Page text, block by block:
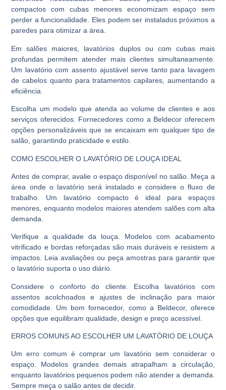
compactos com cubas menores economizam espaço sem
perder a funcionalidade. Eles podem ser instalados próximos a
paredes para otimizar a área.
Em salões maiores, lavatórios duplos ou com cubas mais
profundas permitem atender mais clientes simultaneamente.
Um lavatório com assento ajustável serve tanto para lavagem
de cabelos quanto para tratamentos capilares, aumentando a
eficiência.
Escolha um modelo que atenda ao volume de clientes e aos
serviços oferecidos. Fornecedores como a Beldecor oferecem
opções personalizáveis que se encaixam em qualquer tipo de
salão, garantindo praticidade e estilo.
COMO ESCOLHER O LAVATÓRIO DE LOUÇA IDEAL
Antes de comprar, avalie o espaço disponível no salão. Meça a
área onde o lavatório será instalado e considere o fluxo de
trabalho. Um lavatório compacto é ideal para espaços
menores, enquanto modelos maiores atendem salões com alta
demanda.
Verifique a qualidade da louça. Modelos com acabamento
vitrificado e bordas reforçadas são mais duráveis e resistem a
impactos. Leia avaliações ou peça amostras para garantir que
o lavatório suporta o uso diário.
Considere o conforto do cliente. Escolha lavatórios com
assentos acolchoados e ajustes de inclinação para maior
comodidade. Um bom fornecedor, como a Beldecor, oferece
opções que equilibram qualidade, design e preço acessível.
ERROS COMUNS AO ESCOLHER UM LAVATÓRIO DE LOUÇA
Um erro comum é comprar um lavatório sem considerar o
espaço. Modelos grandes demais atrapalham a circulação,
enquanto lavatórios pequenos podem não atender a demanda.
Sempre meça o salão antes de decidir.